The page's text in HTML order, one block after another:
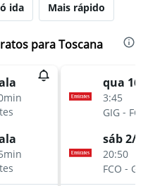
ida Mais rápido
para Toscana
qua 16/
3:45
GIG - FCO
sáb 2/1
20:50
FCO - GIG